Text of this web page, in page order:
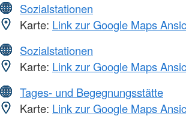
Sozialstationen
Karte: Link zur Google Maps
Sozialstationen
Karte: Link zur Google Maps
Tages- und Begegnungsstätte
Karte: Link zur Google Maps